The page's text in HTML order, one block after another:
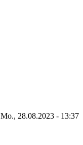
Mo., 28.08.2023 - 13:37